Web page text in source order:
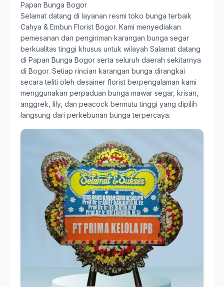
Papan Bunga Bogor
Selamat datang di layanan resmi toko bunga terbaik
Cahya & Embun Florist Bogor. Kami menyediakan
pemesanan dan pengiriman karangan bunga segar
berkualitas tinggi khusus untuk wilayah Salamat datang
di Papan Bunga Bogor serta seluruh daerah sekitarnya
di Bogor. Setiap rincian karangan bunga dirangkai
secara teliti oleh desainer florist berpengalaman kami
menggunakan perpaduan bunga mawar segar, krisan,
anggrek, lily, dan peacock bermutu tinggi yang dipilih
langsung dari perkebunan bunga terpercaya.